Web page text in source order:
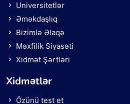
Universitetlər
Əməkdaşlıq
Bizimlə Əlaqə
Məxfilik Siyasəti
Xidmət Şərtləri
Xidmətlər
Özünü test et